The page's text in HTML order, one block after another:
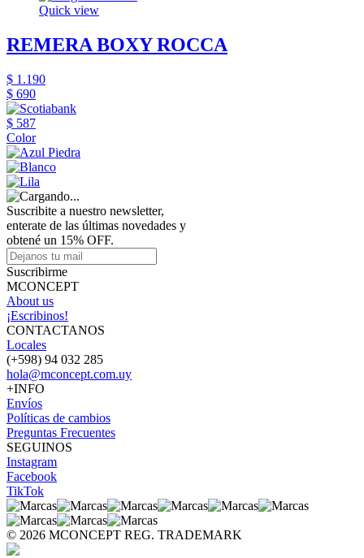
Quick view
REMERA BOXY ROCCA
$ 1.190
$ 690
$ 587
Color
Suscribite a nuestro newsletter,
enterate de las últimas novedades y
obtené un 15% OFF.
Suscribirme
MCONCEPT
About us
¡Escribinos!
CONTACTANOS
Locales
(+598) 94 032 285
hola@mconcept.com.uy
+INFO
Envíos
Políticas de cambios
Preguntas Frecuentes
SEGUINOS
Instagram
Facebook
TikTok
© 2026 MCONCEPT REG. TRADEMARK